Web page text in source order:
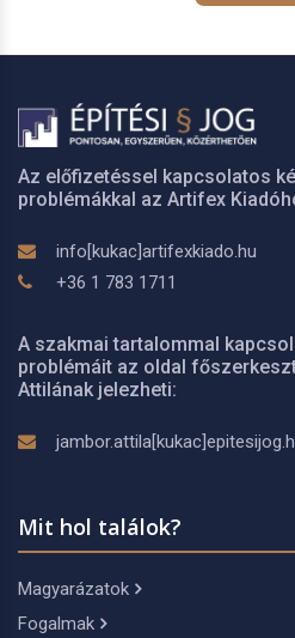
Az előfizetéssel kapcsolatos
problémákkal az Artifex
info[kukac]artifexkiado.hu
+36 1 783 1711
A szakmai tartalommal
problémáit az oldal
Attilának jelezheti:
Mit hol találok?
Magyarázatok
Fogalmak